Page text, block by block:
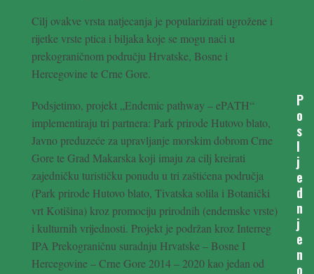
Cilj ovakve vrsta natjecanja je popularizirati ugrožene i
rijetke vrste ptica i biljaka koje se mogu naći u
prekograničnom području Hrvatske, Bosne i
Hercegovine te Crne Gore.
Podsjetimo, projekt „Endemic pathway – ePATH“
implementiraju tri partnera: Park prirode Hutovo blato,
Javno preduzeće za upravljanje morskim dobrom Crne
Gore te Grad Makarska koji imaju za cilj kreirati
zajedničku turističku ponudu u tri zaštićena područja
(Park prirode Hutovo blato, Tivatska solila i Botanički
vrt Kotišina) kroz promociju prirodnih (endemske vrste)
i kulturnih vrijednosti. Projekt je podržan kroz Interreg
IPA Prekograničnu suradnju Hrvatske – Bosne I
Hercegovine – Crne Gore 2014 – 2020 kao jedan od
P
o
s
l
j
e
d
n
j
e
n
o